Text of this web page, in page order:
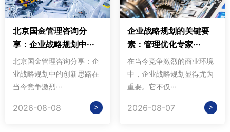
北京国金管理咨询分
享：企业战略规划中···
北京国金管理咨询分享：企
业战略规划中的创新思路在
当今竞争激烈···
2026-08-08 >
企业战略规划的关键要
素：管理优化专家···
在当今竞争激烈的商业环境
中，企业战略规划显得尤为
重要。它不仅···
2026-08-07 >